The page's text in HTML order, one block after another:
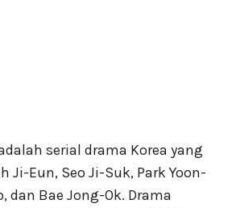
serial drama Korea yang
Ji-Eun, Seo Ji-Suk, Park Yoon-
dan Bae Jong-Ok. Drama